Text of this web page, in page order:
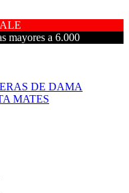
mayores a 6.000
DE DAMA
MATES